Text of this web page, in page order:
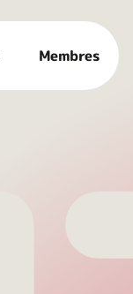
Membres